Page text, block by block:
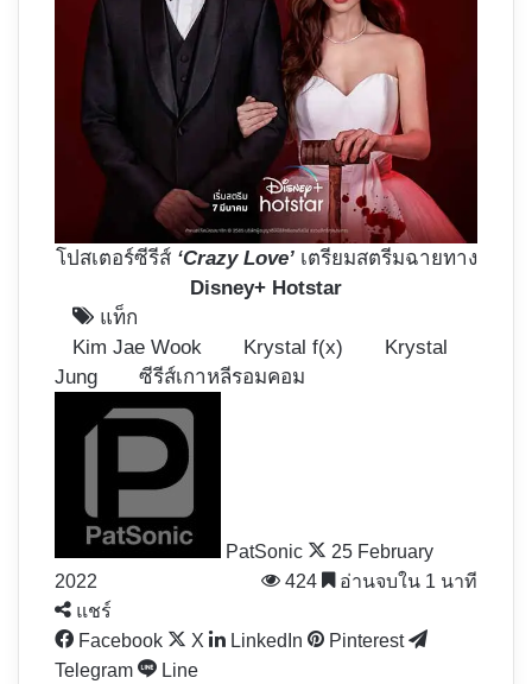
โปสเตอร์ซีรีส์ ‘Crazy Love’เตรียมสตรีมฉายทาง
Disney+ Hotstar
แท็ก
Kim Jae Wook
Krystal f(x)
Krystal
Jung
ซีรีส์เกาหลีรอมคอม
PatSonic
25 February
2022
424
อ่านจบใน 1 นาที
แชร์
Facebook
X LinkedIn
Pinterest
Telegram
Line